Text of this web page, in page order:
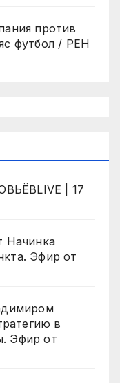
против
футбол / РЕН
| 17
Начинка
Эфир от
в
Эфир от